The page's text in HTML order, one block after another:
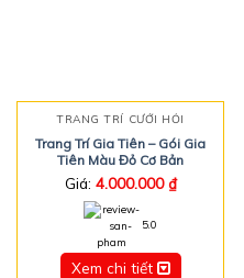
TRANG TRÍ CƯỚI HỎI
Trang Trí Gia Tiên – Gói Gia
Tiên Màu Đỏ Cơ Bản
Giá: 4.000.000₫
5.0
Xem chi tiết